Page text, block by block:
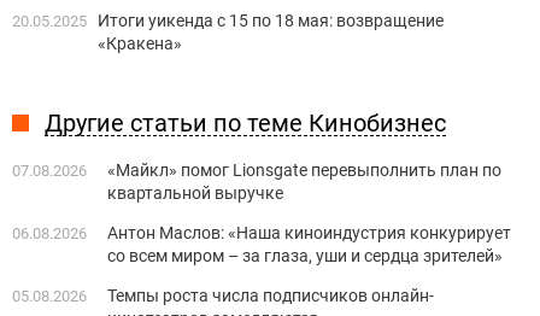
20.05.2025
Итоги уикенда с 15 по 18 мая: возвращение
«Кракена»
Другие статьи по теме Кинобизнес
07.08.2026
«Майкл» помог Lionsgate перевыполнить план по
квартальной выручке
06.08.2026
Антон Маслов: «Наша киноиндустрия конкурирует
со всем миром – за глаза, уши и сердца зрителей»
05.08.2026
Темпы роста числа подписчиков онлайн-